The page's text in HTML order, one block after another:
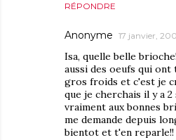
RÉPONDRE
Anonyme 17 janvier,
Isa, quelle belle
aussi des oeufs qui ont
gros froids et c'est je
que je cherchais il y a
vraiment aux bonnes
me demande depuis
bientot et t'en